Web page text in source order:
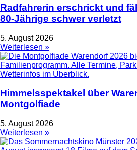
Radfahrerin erschrickt und
80-Jährige schwer verletzt
5. August 2026
Weiterlesen »
Himmelsspektakel über
Montgolfiade
5. August 2026
Weiterlesen »